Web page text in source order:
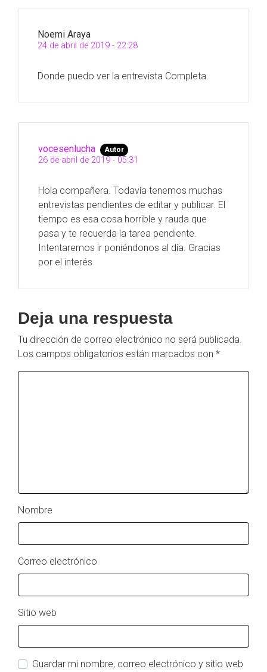
Noemi Araya
24 de abril de 2019 - 22:28
Donde puedo ver la entrevista Completa.
vocesenlucha Autor
26 de abril de 2019 - 05:31
Hola compañera. Todavía tenemos muchas
entrevistas pendientes de editar y publicar. El
tiempo es esa cosa horrible y rauda que
pasa y te recuerda la tarea pendiente.
Intentaremos ir poniéndonos al día. Gracias
por el interés
Deja una respuesta
Tu dirección de correo electrónico no será publicada.
Los campos obligatorios están marcados con *
Nombre
Correo electrónico
Sitio web
Guardar mi nombre, correo electrónico y sitio web